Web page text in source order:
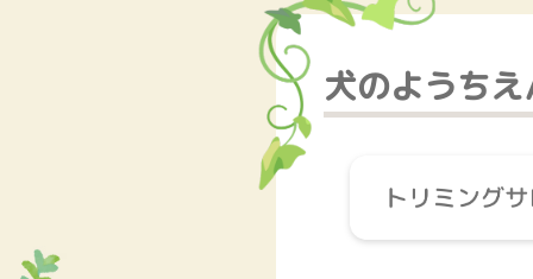
犬のようち